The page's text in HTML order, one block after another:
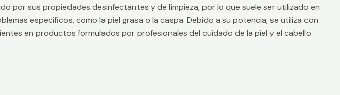
por sus propiedades desinfectantes y de limpieza, por lo que suele ser utilizado en
específicos, como la piel grasa o la caspa. Debido a su potencia, se utiliza con
en productos formulados por profesionales del cuidado de la piel y el cabello.